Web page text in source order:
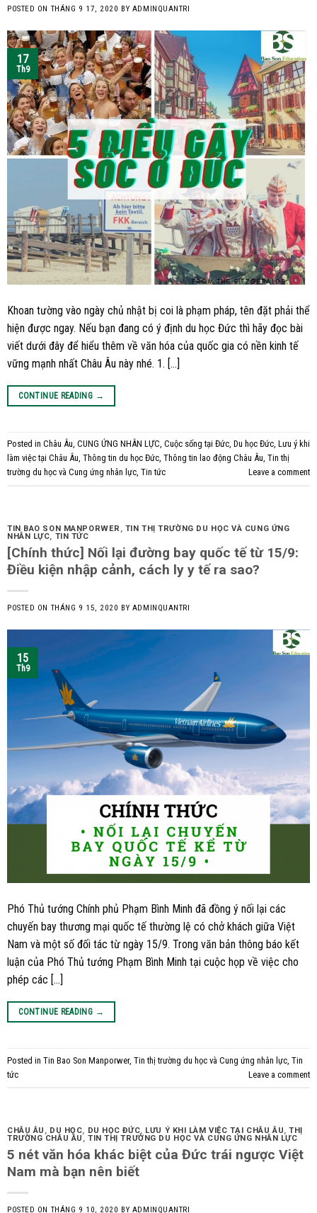
POSTED ON THÁNG 9 17, 2020 BY ADMINQUANTRI
17
Th9
Khoan tường vào ngày chủ nhật bị coi là phạm pháp, tên đặt phải thể
hiện được ngay. Nếu bạn đang có ý định du học Đức thì hãy đọc bài
viết dưới đây để hiểu thêm về văn hóa của quốc gia có nền kinh tế
vững mạnh nhất Châu Âu này nhé. 1. […]
CONTINUE READING →
Posted in Châu Âu, CUNG ỨNG NHÂN LỰC, Cuộc sống tại Đức, Du học Đức, Lưu ý khi
làm việc tại Châu Âu, Thông tin du học Đức, Thông tin lao động Châu Âu, Tin thị
trường du học và Cung ứng nhân lực, Tin tức Leave a comment
TIN BAO SON MANPORWER , TIN THỊ TRƯỜNG DU HỌC VÀ CUNG ỨNG
NHÂN LỰC, TIN TỨC
[Chính thức] Nối lại đường bay quốc tế từ 15/9:
Điều kiện nhập cảnh, cách ly y tế ra sao?
POSTED ON THÁNG 9 15, 2020 BY ADMINQUANTRI
15
Th9
Phó Thủ tướng Chính phủ Phạm Bình Minh đã đồng ý nối lại các
chuyến bay thương mại quốc tế thường lệ có chở khách giữa Việt
Nam và một số đối tác từ ngày 15/9. Trong văn bản thông báo kết
luận của Phó Thủ tướng Phạm Bình Minh tại cuộc họp về việc cho
phép các […]
CONTINUE READING →
Posted in Tin Bao Son Manporwer, Tin thị trường du học và Cung ứng nhân lực Tin
tức
Leave a comment
CHÂU ÂU , DU HỌC, DU HỌC ĐỨC, LƯU Ý KHI LÀM VIỆC TẠI CHÂU ÂU,THỊ
TRƯỜNG CHÂU ÂU , TIN THỊ TRƯỜNG DU HỌC VÀ CUNG ỨNG NHÂN LỰC
5 nét văn hóa khác biệt của Đức trái ngược Việt
Nam mà bạn nên biết
POSTED ON THÁNG 9 10, 2020 BY ADMINQUANTRI